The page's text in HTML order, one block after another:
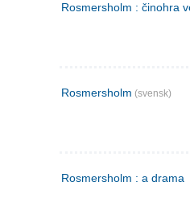
Rosmersholm : činohra
Rosmersholm (svensk)
Rosmersholm : a drama